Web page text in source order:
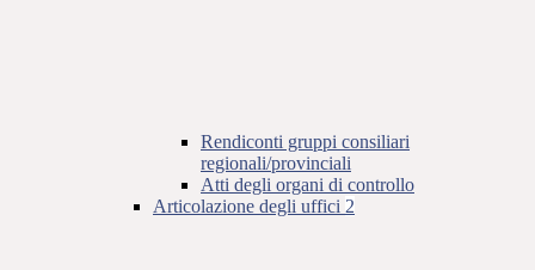
Rendiconti gruppi consiliari
regionali/provinciali
Atti degli organi di controllo
Articolazione degli uffici 2